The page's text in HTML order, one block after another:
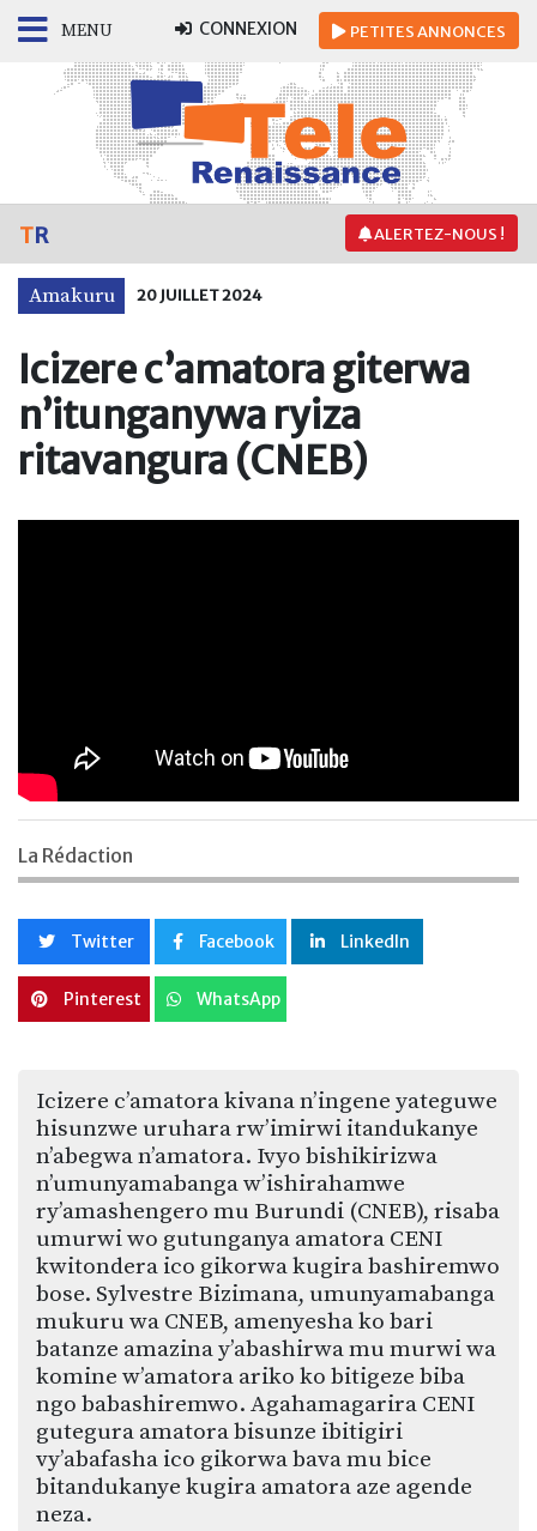
MENU CONNEXION PETITESANNONCES
ALERTEZ-NOUS !
TR
Amakuru 20 JUILLET 2024
Icizere c’amatora giterwa
n’itunganywa ryiza
ritavangura (CNEB)
La Rédaction
Twitter Facebook LinkedIn
Pinterest WhatsApp
Icizere c’amatora kivana n’ingene yateguwe
hisunzwe uruhara rw’imirwi itandukanye
n’abegwa n’amatora. Ivyo bishikirizwa
n’umunyamabanga w’ishirahamwe
ry’amashengero mu Burundi (CNEB), risaba
umurwi wo gutunganya amatora CENI
kwitondera ico gikorwa kugira bashiremwo
bose. Sylvestre Bizimana, umunyamabanga
mukuru wa CNEB, amenyesha ko bari
batanze amazina y’abashirwa mu murwi wa
komine w’amatora ariko ko bitigeze biba
ngo babashiremwo. Agahamagarira CENI
gutegura amatora bisunze ibitigiri
vy’abafasha ico gikorwa bava mu bice
bitandukanye kugira amatora aze agende
neza.